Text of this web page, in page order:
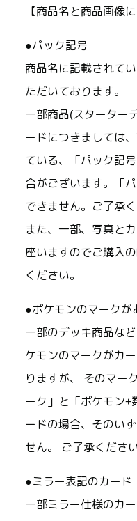
【商品名と商品画像に
●パック記号
商品名に記載されて
ただいております。
一部商品(スターター
ードにつきましては
ている、「パック記
合がございます。「
できません。ご了承く
また、一部、写真と
座いますのでご購入
ください。
●ポケモンのマークが
一部のデッキ商品な
ケモンのマークがカ
りますが、 そのマー
ーク」と「ポケモン+
ードの場合、そのい
せん。 ご了承ください
●ミラー表記のカード
一部ミラー仕様のカ